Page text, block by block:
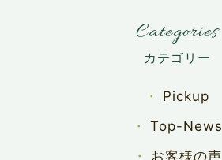
Categories
Pickup
Top-News
お客様の声